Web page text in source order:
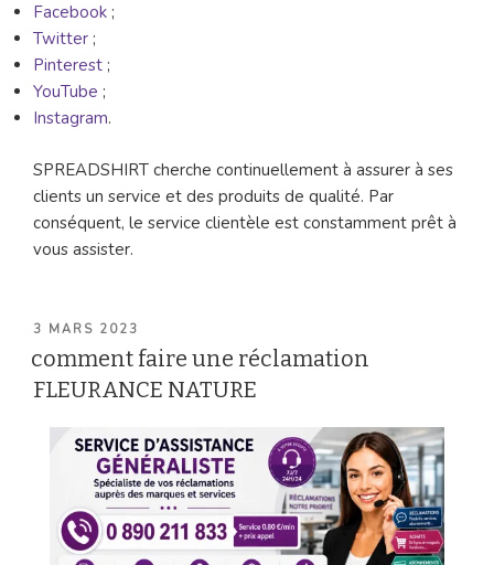
Facebook ;
Twitter ;
Pinterest ;
YouTube ;
Instagram.
SPREADSHIRT cherche continuellement à assurer à ses
clients un service et des produits de qualité. Par
conséquent, le service clientèle est constamment prêt à
vous assister.
PUBLIÉ
3 MARS 2023
comment faire une réclamation
FLEURANCE NATURE